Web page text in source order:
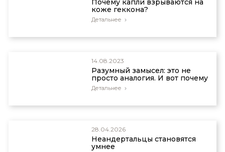
Почему капли взрываются на
коже геккона?
Детальнее
14.08.2023
Разумный замысел: это не
просто аналогия. И вот почему
Детальнее
28.04.2026
Неандертальцы становятся
умнее